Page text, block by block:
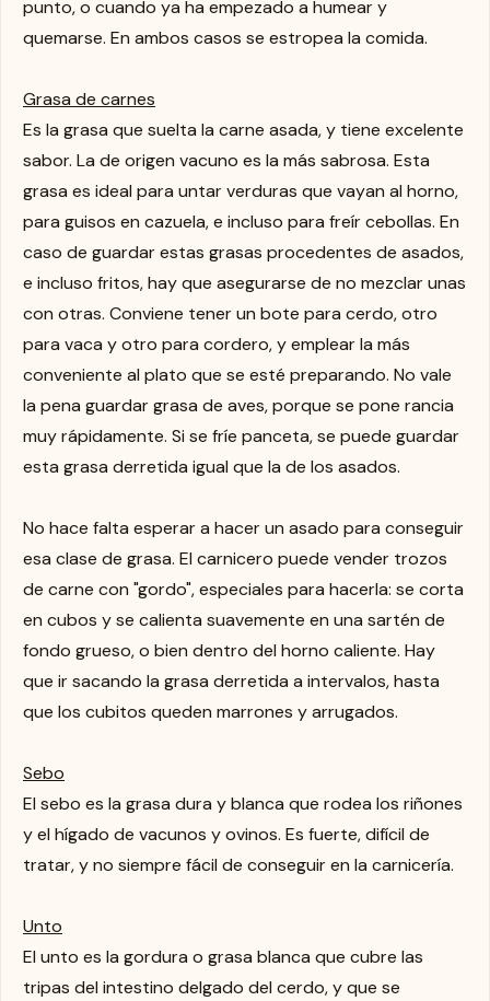
punto, o cuando ya ha empezado a humear y
quemarse. En ambos casos se estropea la comida.
Grasa de carnes
Es la grasa que suelta la carne asada, y tiene excelente
sabor. La de origen vacuno es la más sabrosa. Esta
grasa es ideal para untar verduras que vayan al horno,
para guisos en cazuela, e incluso para freír cebollas. En
caso de guardar estas grasas procedentes de asados,
e incluso fritos, hay que asegurarse de no mezclar unas
con otras. Conviene tener un bote para cerdo, otro
para vaca y otro para cordero, y emplear la más
conveniente al plato que se esté preparando. No vale
la pena guardar grasa de aves, porque se pone rancia
muy rápidamente. Si se fríe panceta, se puede guardar
esta grasa derretida igual que la de los asados.
No hace falta esperar a hacer un asado para conseguir
esa clase de grasa. El carnicero puede vender trozos
de carne con "gordo", especiales para hacerla: se corta
en cubos y se calienta suavemente en una sartén de
fondo grueso, o bien dentro del horno caliente. Hay
que ir sacando la grasa derretida a intervalos, hasta
que los cubitos queden marrones y arrugados.
Sebo
El sebo es la grasa dura y blanca que rodea los riñones
y el hígado de vacunos y ovinos. Es fuerte, difícil de
tratar, y no siempre fácil de conseguir en la carnicería.
Unto
El unto es la gordura o grasa blanca que cubre las
tripas del intestino delgado del cerdo, y que se